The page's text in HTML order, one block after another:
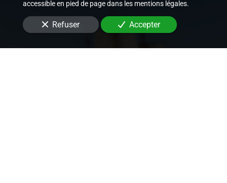
accessible en pied de page dans les mentions légales.
Refuser Accepter